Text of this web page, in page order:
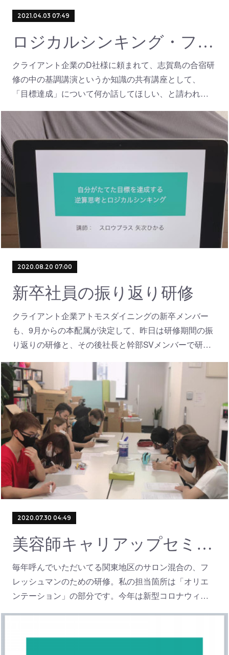
2021.04.03 07:49
ロジカルシンキング・フレームワークについて
クライアント企業のD社様に頼まれて、志賀島の合宿研
修の中の基調講演というか知識の共有講座として、
「目標達成」について何か話してほしい、と請われ…
2020.08.20 07:00
新卒社員の振り返り研修
クライアント企業アトモスダイニングの新卒メンバー
も、9月からの本配属が決定して、昨日は研修期間の振
り返りの研修と、その後社長と幹部SVメンバーで研…
2020.07.30 04:49
美容師キャリアップセミナー講師
毎年呼んでいただいてる関東地区のサロン混合の、フ
レッシュマンのための研修。私の担当箇所は「オリエ
ンテーション」の部分です。今年は新型コロナウィ…